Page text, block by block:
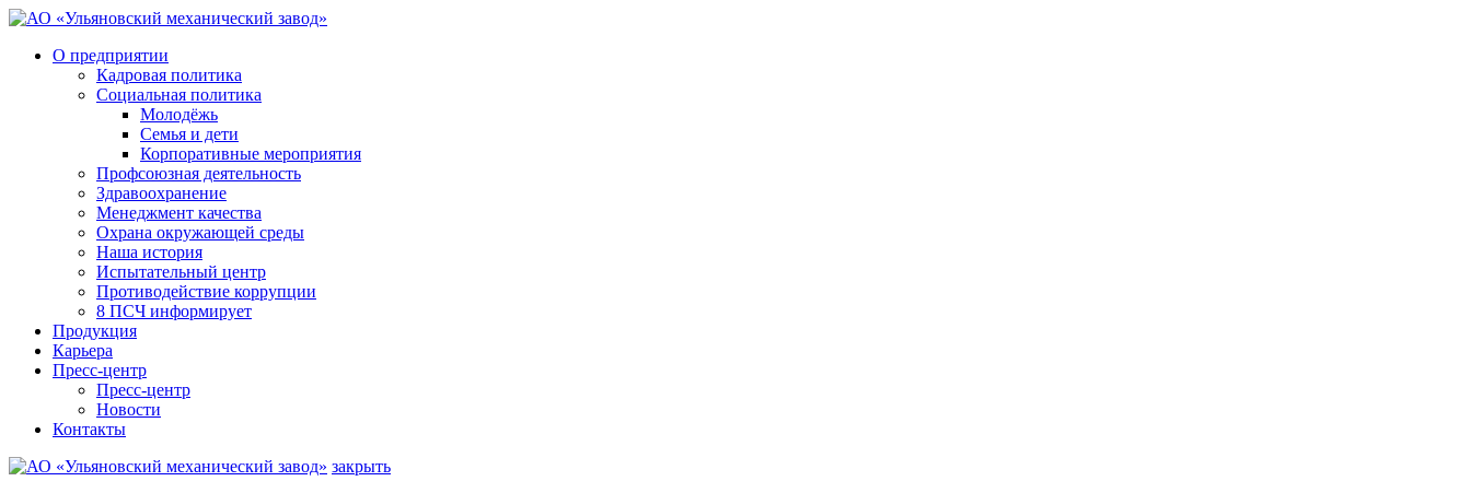
О предприятии
Кадровая политика
Социальная политика
Молодёжь
Семья и дети
Корпоративные мероприятия
Профсоюзная деятельность
Здравоохранение
Менеджмент качества
Охрана окружающей среды
Наша история
Испытательный центр
Противодействие коррупции
8 ПСЧ информирует
Продукция
Карьера
Пресс-центр
Пресс-центр
Новости
Контакты
закрыть